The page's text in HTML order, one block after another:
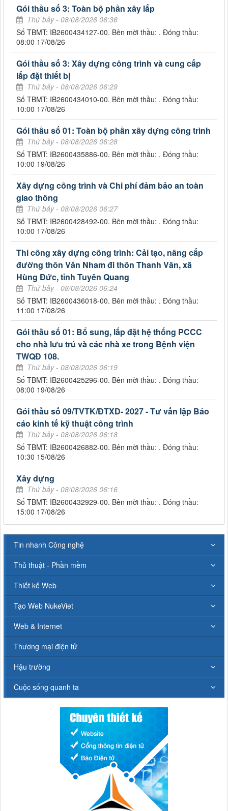
Gói thầu số 3: Toàn bộ phần xây lắp
Thứ bảy - 08/08/2026 06:36
Số TBMT: IB2600434127-00. Bên mời thầu: . Đóng thầu:
08:00 17/08/26
Gói thầu số 3: Xây dựng công trình và cung cấp
lắp đặt thiết bị
Thứ bảy - 08/08/2026 06:29
Số TBMT: IB2600434010-00. Bên mời thầu: . Đóng thầu:
10:00 17/08/26
Gói thầu số 01: Toàn bộ phần xây dựng công trình
Thứ bảy - 08/08/2026 06:28
Số TBMT: IB2600435886-00. Bên mời thầu: . Đóng thầu:
10:00 19/08/26
Xây dựng công trình và Chi phí đảm bảo an toàn
giao thông
Thứ bảy - 08/08/2026 06:27
Số TBMT: IB2600428492-00. Bên mời thầu: . Đóng thầu:
10:00 17/08/26
Thi công xây dựng công trình: Cải tạo, nâng cấp
đường thôn Văn Nham đi thôn Thanh Vân, xã
Hùng Đức, tỉnh Tuyên Quang
Thứ bảy - 08/08/2026 06:24
Số TBMT: IB2600436018-00. Bên mời thầu: . Đóng thầu:
11:00 17/08/26
Gói thầu số 01: Bổ sung, lắp đặt hệ thống PCCC
cho nhà lưu trú và các nhà xe trong Bệnh viện
TWQĐ 108.
Thứ bảy - 08/08/2026 06:19
Số TBMT: IB2600425296-00. Bên mời thầu: . Đóng thầu:
08:00 19/08/26
Gói thầu số 09/TVTK/ĐTXD- 2027 - Tư vấn lập Báo
cáo kinh tế kỹ thuật công trình
Thứ bảy - 08/08/2026 06:18
Số TBMT: IB2600426882-00. Bên mời thầu: . Đóng thầu:
10:30 15/08/26
Xây dựng
Thứ bảy - 08/08/2026 06:16
Số TBMT: IB2600432929-00. Bên mời thầu: . Đóng thầu:
15:00 17/08/26
Tin nhanh Công nghệ
Thủ thuật - Phần mềm
Thiết kế Web
Tạo Web NukeViet
Web & Internet
Thương mại điện tử
Hậu trường
Cuộc sống quanh ta